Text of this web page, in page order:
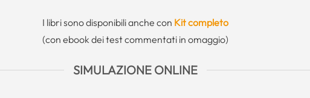
I libri sono disponibili anche con Kit completo
(con ebook dei test commentati in omaggio)
SIMULAZIONE ONLINE